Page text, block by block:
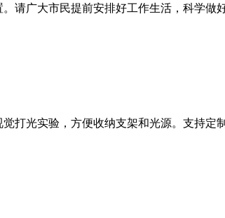
请广大市民提前安排好工作生活，科学做
打光实验，方便收纳支架和光源。支持定